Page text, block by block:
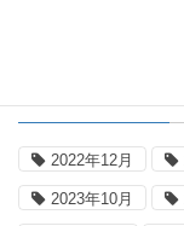
2022年12月
2023年10月